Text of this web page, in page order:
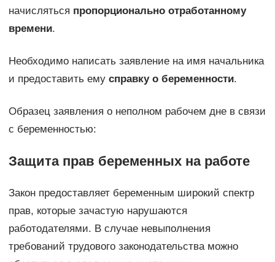
начисляться пропорционально отработанному
времени.
Необходимо написать заявление на имя начальника
и предоставить ему справку о беременности.
Образец заявления о неполном рабочем дне в связи
с беременностью:
Защита прав беременных на работе
Закон предоставляет беременным широкий спектр
прав, которые зачастую нарушаются
работодателями. В случае невыполнения
требований трудового законодательства можно